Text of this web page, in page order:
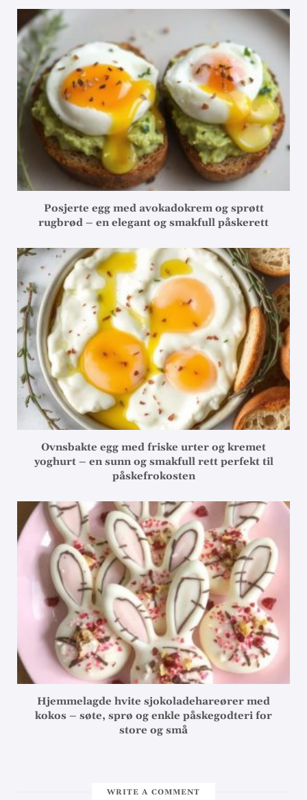
Posjerte egg med avokadokrem og sprøtt
rugbrød – en elegant og smakfull påskerett
Ovnsbakte egg med friske urter og kremet
yoghurt – en sunn og smakfull rett perfekt til
påskefrokosten
Hjemmelagde hvite sjokoladehareører med
kokos – søte, sprø og enkle påskegodteri for
store og små
WRITE A COMMENT